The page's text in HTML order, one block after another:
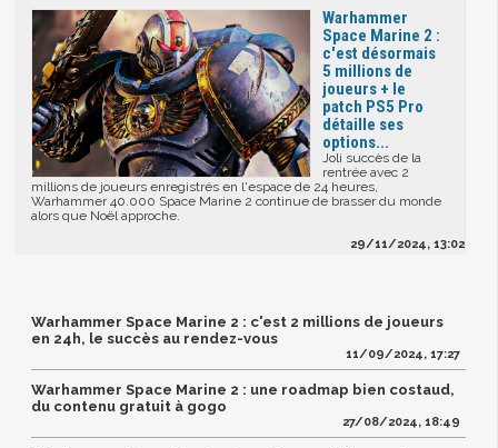
Warhammer
Space Marine 2 :
c'est désormais
5 millions de
joueurs + le
patch PS5 Pro
détaille ses
options...
Joli succès de la
rentrée avec 2
millions de joueurs enregistrés en l'espace de 24 heures,
Warhammer 40.000 Space Marine 2 continue de brasser du monde
alors que Noël approche.
29/11/2024, 13:02
Warhammer Space Marine 2 : c'est 2 millions de joueurs
en 24h, le succès au rendez-vous
11/09/2024, 17:27
Warhammer Space Marine 2 : une roadmap bien costaud,
du contenu gratuit à gogo
27/08/2024, 18:49